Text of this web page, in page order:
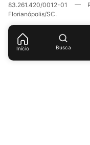
Início Busca
83.261.420/0012-01
Florianópolis/SC.